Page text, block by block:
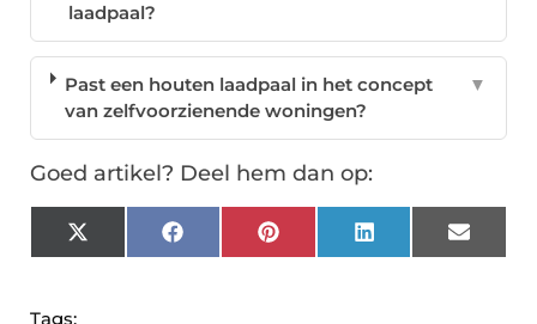
laadpaal?
Past een houten laadpaal in het concept
van zelfvoorzienende woningen?
▼
Goed artikel? Deel hem dan op:
X
(Twitter)
FacebookPinterest LinkedIn Email
Tags: